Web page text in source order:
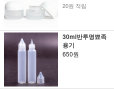
20원 적립
30ml반투명뾰족
용기
650원